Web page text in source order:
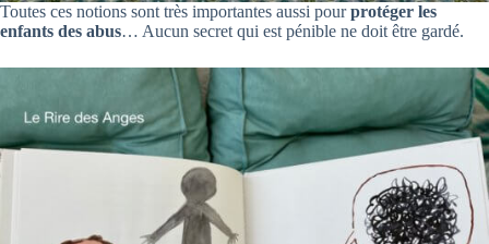
Toutes ces notions sont très importantes aussi pourprotéger les
enfants des abus… Aucun secret qui est pénible ne doit être gardé.